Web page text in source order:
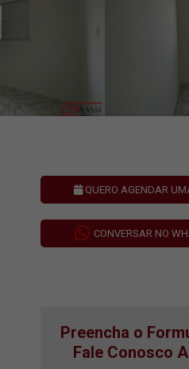
QUERO AGENDAR
CONVERSAR NO
Preencha o
Fale Conosco